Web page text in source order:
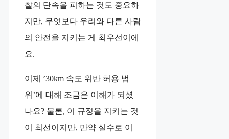
찰의 단속을 피하는 것도 중요하
지만, 무엇보다 우리와 다른 사람
의 안전을 지키는 게 최우선이에
요.
이제 ’30km 속도 위반 허용 범
위’에 대해 조금은 이해가 되셨
나요? 물론, 이 규정을 지키는 것
이 최선이지만, 만약 실수로 이